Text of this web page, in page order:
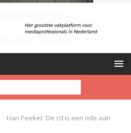
Han Peekel: ‘De cd is een ode aan